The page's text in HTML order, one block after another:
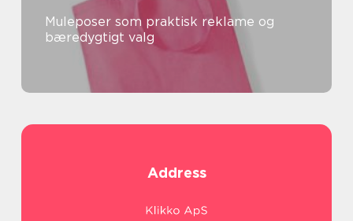
Muleposer som praktisk reklame og
bæredygtigt valg
Address